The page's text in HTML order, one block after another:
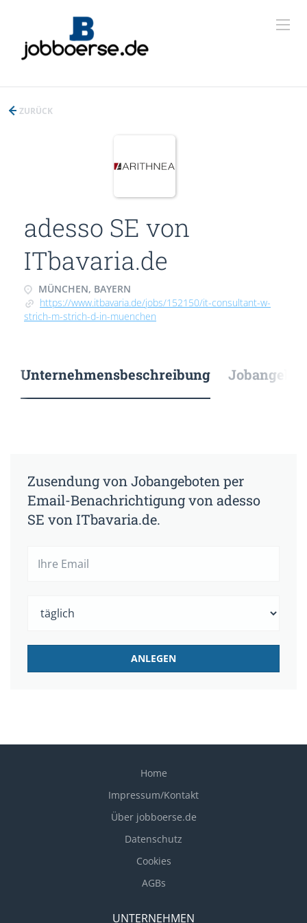
ZURÜCK
adesso SE von
ITbavaria.de
MÜNCHEN, BAYERN
https://www.itbavaria.de/jobs/152150/it-consultant-w-
strich-m-strich-d-in-muenchen
Unternehmensbeschreibung
Zusendung von Jobangeboten per
Email-Benachrichtigung von adesso
SE von ITbavaria.de.
Home
Impressum/Kontakt
Über jobboerse.de
Datenschutz
Cookies
AGBs
UNTERNEHMEN